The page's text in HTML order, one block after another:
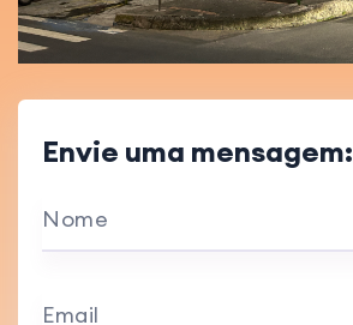
Envie uma mensagem:
Nome
Email